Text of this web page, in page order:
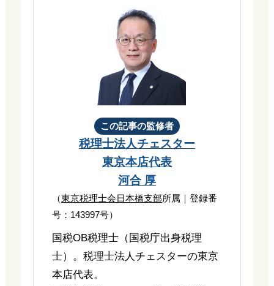
この記事の監修者
税理士法人チェスター
東京本店代表
河合 厚
（東京税理士会日本橋支部所属｜登録番
号：143997号）
国税OB税理士（国税庁出身税理
士）。税理士法人チェスターの東京
本店代表。